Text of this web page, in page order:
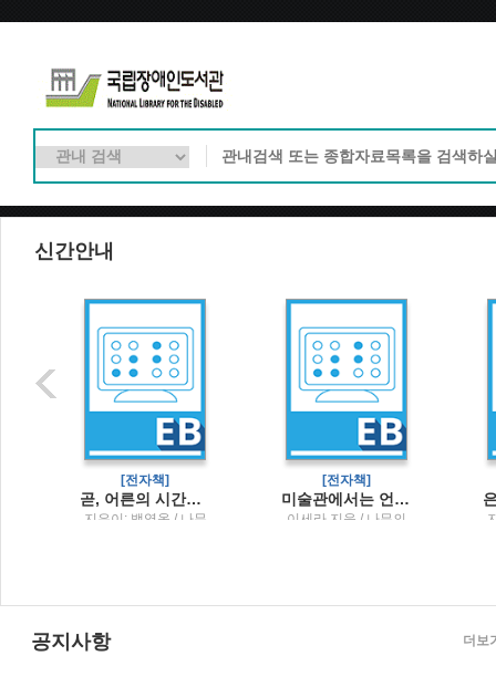
신간안내
[전자책]
곧, 어른의 시간이 시작된다백영옥 산문집
지은이: 백영옥 / 나무
[전자책]
미술관에서는 언제나 맨 얼굴이 된다새하얀 밤을 견디게 해준 내 생의 그림, 화가, 그리고 예술에 관하여
이세라 지음 / 나무의
공지사항 더보